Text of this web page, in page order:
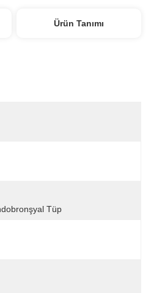
Ürün Tanımı
Tüp